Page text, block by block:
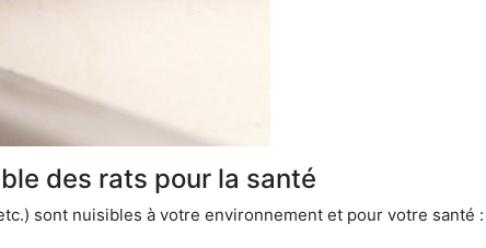
des rats pour la santé
sont nuisibles à votre environnement et pour votre santé :